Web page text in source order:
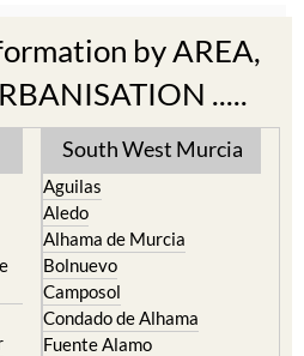
by AREA,
.....
South West Murcia
Aguilas
Aledo
Alhama de Murcia
Bolnuevo
Camposol
Condado de Alhama
Fuente Alamo